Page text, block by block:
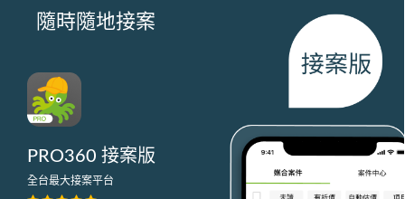
隨時隨地接案
PRO360 接案版
全台最大接案平台